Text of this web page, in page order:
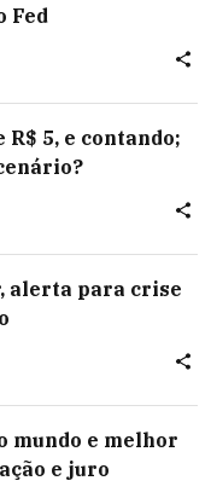
Fed
5, e contando;
alerta para crise
mundo e melhor
e juro